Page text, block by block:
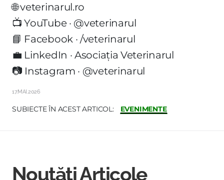
🌐 veterinarul.ro
📺 YouTube · @veterinarul
📘 Facebook · /veterinarul
💼 LinkedIn · Asociația Veterinarul
📷 Instagram · @veterinarul
17.MAI.2026
SUBIECTE ÎN ACEST ARTICOL: EVENIMENTE
Noutăți Articole